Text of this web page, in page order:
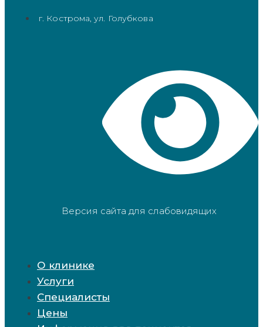
г. Кострома, ул. Голубкова
Версия сайта для слабовидящих
О клинике
Услуги
Специалисты
Цены